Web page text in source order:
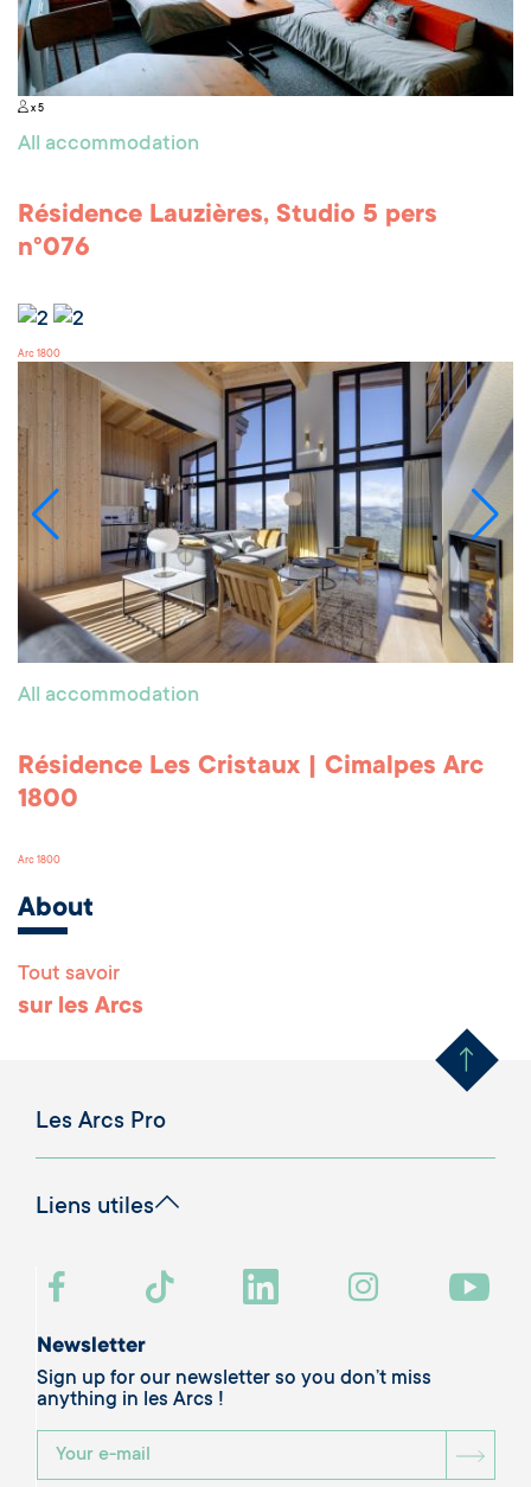
x 5
All accommodation
Résidence Lauzières, Studio 5 pers
n°076
Arc 1800
All accommodation
Résidence Les Cristaux | Cimalpes Arc
1800
Arc 1800
About
Tout savoir
sur les Arcs Remonter
Les Arcs Pro
Liens utiles
Newsletter
Sign up for our newsletter so you don’t miss
anything in les Arcs !